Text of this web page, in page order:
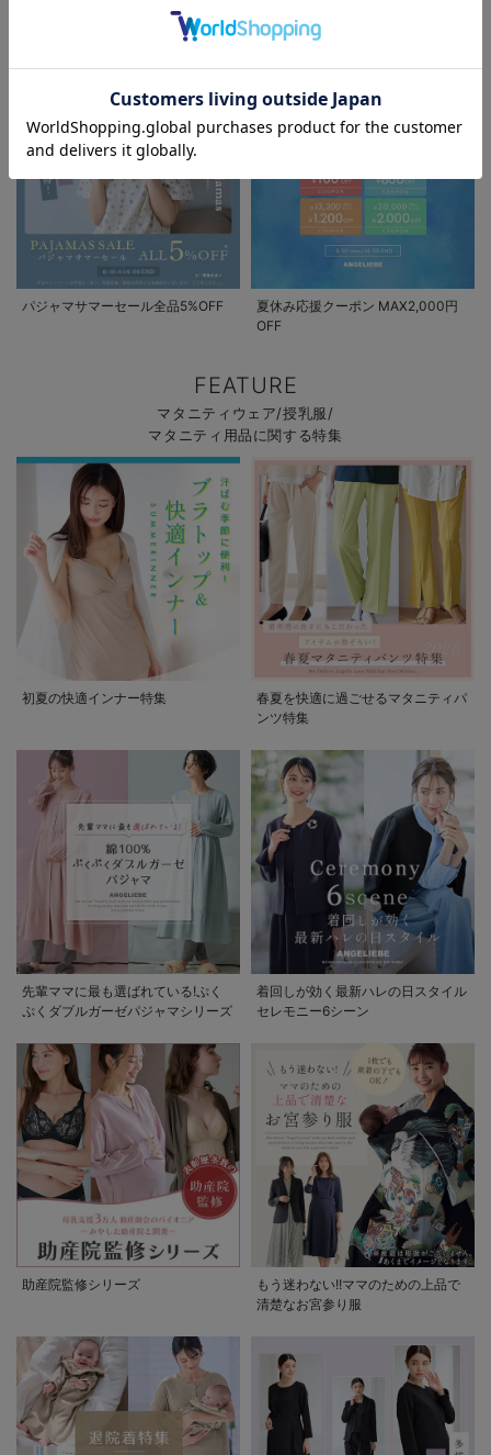
マタニティウェア/マタニティ服/授乳服の
セール / キャンペーン / クーポン情報
パジャマサマーセール全品5%OFF
夏休み応援クーポン MAX2,000円
OFF
FEATURE
マタニティウェア/授乳服/
マタニティ用品に関する特集
初夏の快適インナー特集
春夏を快適に過ごせるマタニティパ
ンツ特集
先輩ママに最も選ばれている!ぷく
ぷくダブルガーゼパジャマシリーズ
着回しが効く最新ハレの日スタイル
セレモニー6シーン
助産院監修シリーズ
もう迷わない!!ママのための上品で
清楚なお宮参り服
お気に入り商品を確認する